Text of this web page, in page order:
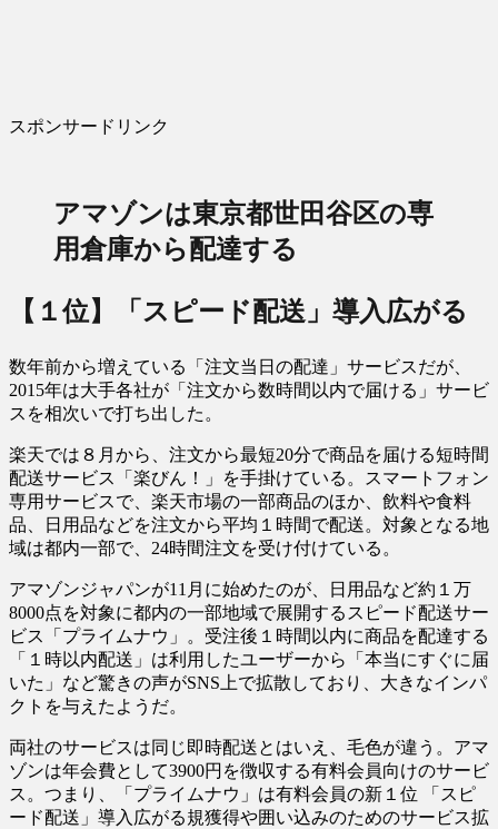
スポンサードリンク
アマゾンは東京都世田谷区の専
用倉庫から配達する
【１位】「スピード配送」導入広がる
数年前から増えている「注文当日の配達」サービスだが、
2015年は大手各社が「注文から数時間以内で届ける」サービ
スを相次いで打ち出した。
楽天では８月から、注文から最短20分で商品を届ける短時間
配送サービス「楽びん！」を手掛けている。スマートフォン
専用サービスで、楽天市場の一部商品のほか、飲料や食料
品、日用品などを注文から平均１時間で配送。対象となる地
域は都内一部で、24時間注文を受け付けている。
アマゾンジャパンが11月に始めたのが、日用品など約１万
8000点を対象に都内の一部地域で展開するスピード配送サー
ビス「プライムナウ」。受注後１時間以内に商品を配達する
「１時以内配送」は利用したユーザーから「本当にすぐに届
いた」など驚きの声がSNS上で拡散しており、大きなインパ
クトを与えたようだ。
両社のサービスは同じ即時配送とはいえ、毛色が違う。アマ
ゾンは年会費として3900円を徴収する有料会員向けのサービ
ス。つまり、「プライムナウ」は有料会員の新１位 「スピ
ード配送」導入広がる規獲得や囲い込みのためのサービス拡